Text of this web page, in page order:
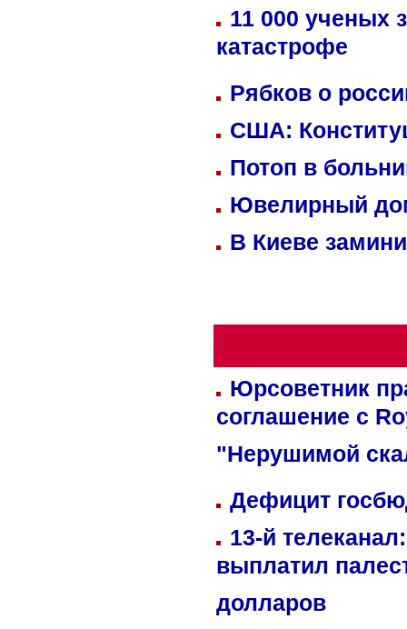
11 000 ученых
катастрофе
Рябков о
США:
Потоп в
Ювелирный
В Киеве
Юрсоветник
соглашение с
"Нерушимой
Дефицит
13-й
выплатил
долларов